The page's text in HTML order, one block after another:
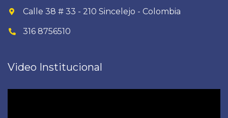
Calle 38 # 33 - 210 Sincelejo - Colombia
316 8756510
Video Institucional